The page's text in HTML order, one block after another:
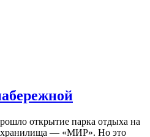
открытие парка отдыха на
— «МИР». Но это